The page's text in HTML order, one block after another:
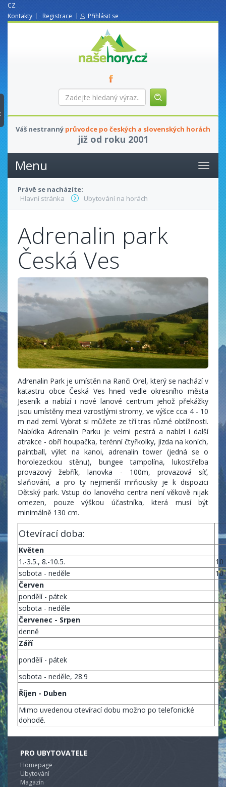
CZ
Kontakty
Registrace Přihlásit se
nasehory.cz
Zadejte
hledaný
Váš nestranný průvodce po českých a slovenských horách
již od roku 2001
Menu
Právě se nacházíte:
Hlavní stránka
Ubytování na horách
Adrenalin park
Česká Ves
Adrenalin Park je umístěn na Ranči Orel, který se nachází v
katastru obce Česká Ves hned vedle okresního města
Jeseník a nabízí i nové lanové centrum jehož překážky
jsou umístěny mezi vzrostlými stromy, ve výšce cca 4 - 10
m nad zemí. Vybrat si můžete ze tří tras různé obtížnosti.
Nabídka Adrenalin Parku je velmi pestrá a nabízí i další
atrakce - obří houpačka, terénní čtyřkolky, jízda na koních,
paintball, výlet na kanoi, adrenalin tower (jedná se o
horolezeckou stěnu), bungee tampolína, lukostřelba
provazový žebřík, lanovka - 100m, provazová síť,
slaňování, a pro ty nejmenší mrňousky je k dispozici
Dětský park. Vstup do lanového centra není věkově nijak
omezen, pouze výškou účastníka, která musí být
minimálně 130 cm.
Otevírací doba:
Květen
1.-3.5., 8.-10.5.
10
sobota - neděle
10
Červen
pondělí - pátek
sobota - neděle
Červenec - Srpen
denně
Září
pondělí - pátek
sobota - neděle, 28.9
Říjen - Duben
Mimo uvedenou otevírací dobu možno po telefonické
dohodě.
PRO UBYTOVATELE
Homepage
Ubytování
Magazín